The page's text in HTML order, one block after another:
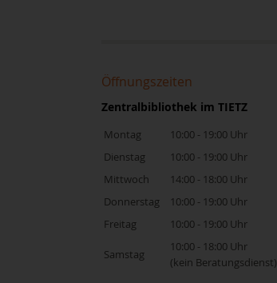
Öffnungszeiten
Zentralbibliothek im TIETZ
Montag
10:00 - 19:00 Uhr
Dienstag
10:00 - 19:00 Uhr
Mittwoch
14:00 - 18:00 Uhr
Donnerstag
10:00 - 19:00 Uhr
Freitag
10:00 - 19:00 Uhr
Samstag
10:00 - 18:00 Uhr
(kein Beratungsdienst)